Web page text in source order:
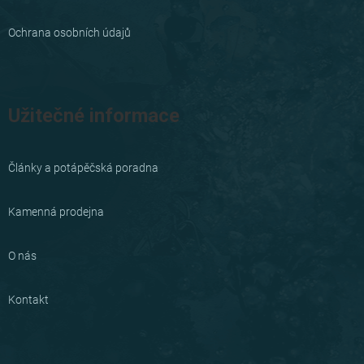
Ochrana osobních údajů
Užitečné informace
Články a potápěčská poradna
Kamenná prodejna
O nás
Kontakt